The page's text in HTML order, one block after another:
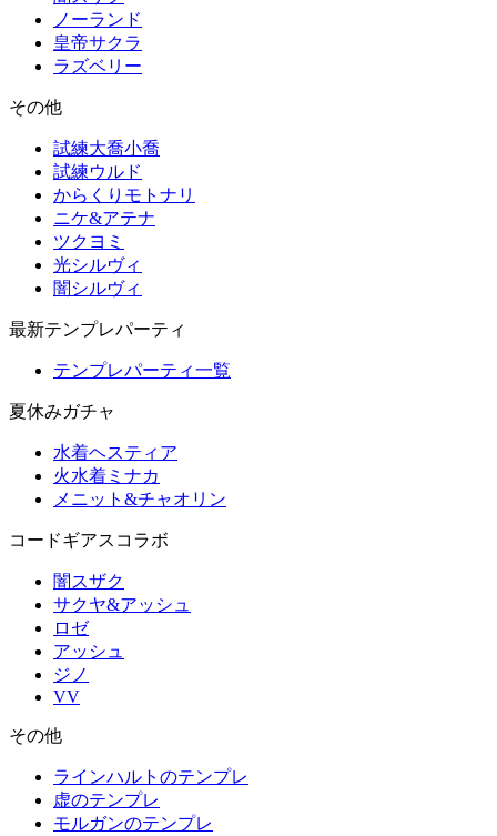
ノーランド
皇帝サクラ
ラズベリー
その他
試練大喬小喬
試練ウルド
からくりモトナリ
ニケ&アテナ
ツクヨミ
光シルヴィ
闇シルヴィ
最新テンプレパーティ
テンプレパーティ一覧
夏休みガチャ
水着ヘスティア
火水着ミナカ
メニット&チャオリン
コードギアスコラボ
闇スザク
サクヤ&アッシュ
ロゼ
アッシュ
ジノ
VV
その他
ラインハルトのテンプレ
虚のテンプレ
モルガンのテンプレ